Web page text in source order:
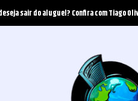
a oferecer cobertura? Elton